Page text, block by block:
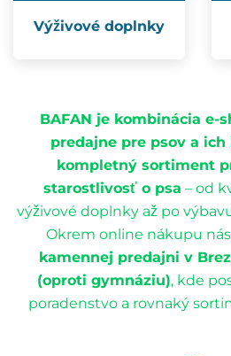
Výživové doplnky
BAFAN je kombinácia e-
predajne pre psov a ich
kompletný sortiment
starostlivosť o psa – od
výživové doplnky až po
Okrem online nákupu
kamennej predajni v
(oproti gymnáziu), kde
poradenstvo a rovnaký